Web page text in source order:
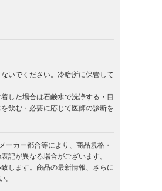
いでください。冷暗所に保管して
した場合は石鹸水で洗浄する・目
飲む・必要に応じて医師の診断を
ーカー都合等により、商品規格・
記が異なる場合がございます。
します。商品の最新情報、さらに
。